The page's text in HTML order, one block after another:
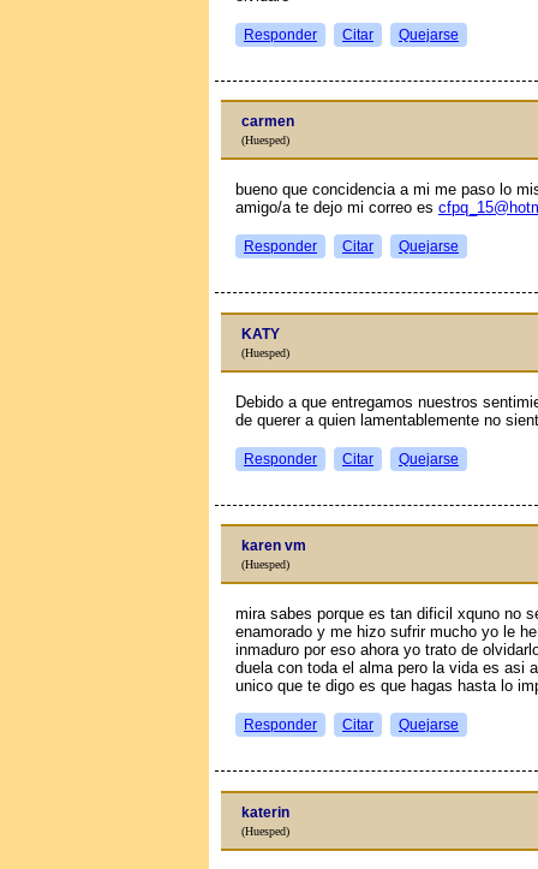
Responder Citar Quejarse
carmen
(Huesped)
bueno que concidencia a mi me paso lo
amigo/a te dejo mi correo es
Responder Citar Quejarse
KATY
(Huesped)
Debido a que entregamos nuestros
de querer a quien lamentablemente no
Responder Citar Quejarse
karen vm
(Huesped)
mira sabes porque es tan dificil xquno no
enamorado y me hizo sufrir mucho yo le
inmaduro por eso ahora yo trato de
duela con toda el alma pero la vida es asi
unico que te digo es que hagas hasta lo
Responder Citar Quejarse
katerin
(Huesped)